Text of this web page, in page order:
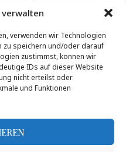
verwenden wir Technologien
zu speichern und/oder darauf
zustimmst, können wir
IDs auf dieser Website
nicht erteilst oder
und Funktionen